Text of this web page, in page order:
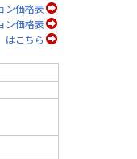
ン価格表
ン価格表
はこちら